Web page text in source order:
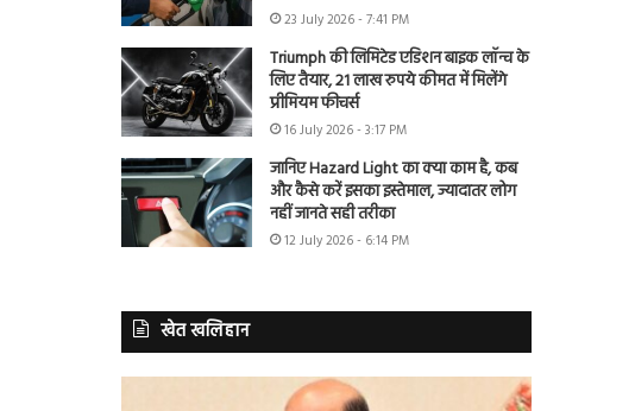
23 July 2026 - 7:41 PM
Triumph की लिमिटेड एडिशन बाइक लॉन्च के
लिए तैयार, 21 लाख रुपये कीमत में मिलेंगे
प्रीमियम फीचर्स
16 July 2026 - 3:17 PM
जानिए Hazard Light का क्या काम है, कब
और कैसे करें इसका इस्तेमाल, ज्यादातर लोग
नहीं जानते सही तरीका
12 July 2026 - 6:14 PM
खेत खलिहान